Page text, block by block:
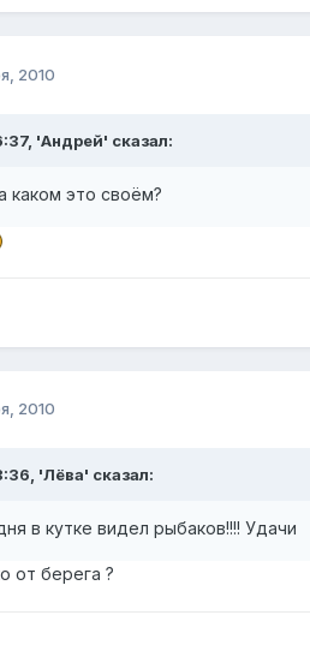
2010
'Андрей' сказал:
каком это своём?
2010
'Лёва' сказал:
в кутке видел рыбаков!!!! Удачи
от берега ?